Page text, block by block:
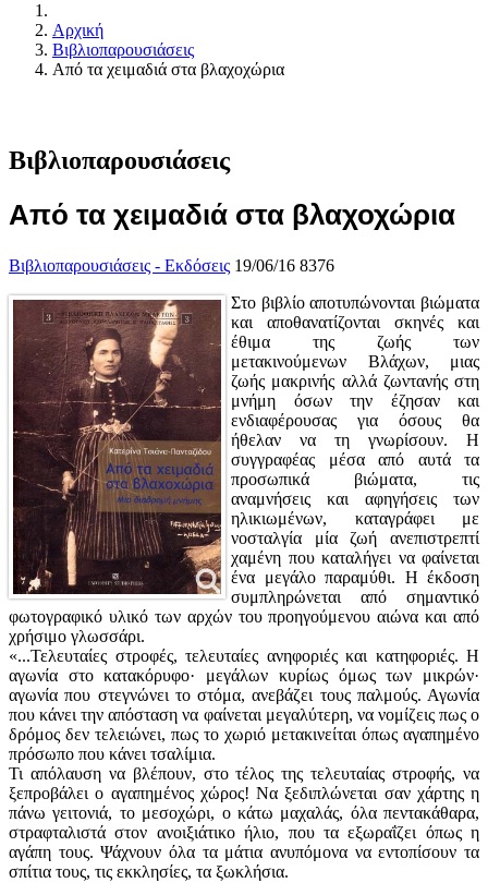
Αρχική
Βιβλιοπαρουσιάσεις
Από τα χειμαδιά στα βλαχοχώρια
Βιβλιοπαρουσιάσεις
Από τα χειμαδιά στα βλαχοχώρια
Βιβλιοπαρουσιάσεις - Εκδόσεις 19/06/16 8376
Στο βιβλίο αποτυπώνονται βιώματα
και αποθανατίζονται σκηνές και
έθιμα της ζωής των
μετακινούμενων Βλάχων, μιας
ζωής μακρινής αλλά ζωντανής στη
μνήμη όσων την έζησαν και
ενδιαφέρουσας για όσους θα
ήθελαν να τη γνωρίσουν. Η
συγγραφέας μέσα από αυτά τα
προσωπικά βιώματα, τις
αναμνήσεις και αφηγήσεις των
ηλικιωμένων, καταγράφει με
νοσταλγία μία ζωή ανεπιστρεπτί
χαμένη που καταλήγει να φαίνεται
ένα μεγάλο παραμύθι. Η έκδοση
συμπληρώνεται από σημαντικό
φωτογραφικό υλικό των αρχών του προηγούμενου αιώνα και από
χρήσιμο γλωσσάρι.
«...Τελευταίες στροφές, τελευταίες ανηφοριές και κατηφοριές. Η
αγωνία στο κατακόρυφο· μεγάλων κυρίως όμως των μικρών·
αγωνία που στεγνώνει το στόμα, ανεβάζει τους παλμούς. Αγωνία
που κάνει την απόσταση να φαίνεται μεγαλύτερη, να νομίζεις πως ο
δρόμος δεν τελειώνει, πως το χωριό μετακινείται όπως αγαπημένο
πρόσωπο που κάνει τσαλίμια.
Τι απόλαυση να βλέπουν, στο τέλος της τελευταίας στροφής, να
ξεπροβάλει ο αγαπημένος χώρος! Να ξεδιπλώνεται σαν χάρτης η
πάνω γειτονιά, το μεσοχώρι, ο κάτω μαχαλάς, όλα πεντακάθαρα,
στραφταλιστά στον ανοιξιάτικο ήλιο, που τα εξωραΐζει όπως η
αγάπη τους. Ψάχνουν όλα τα μάτια ανυπόμονα να εντοπίσουν τα
σπίτια τους, τις εκκλησίες, τα ξωκλήσια.